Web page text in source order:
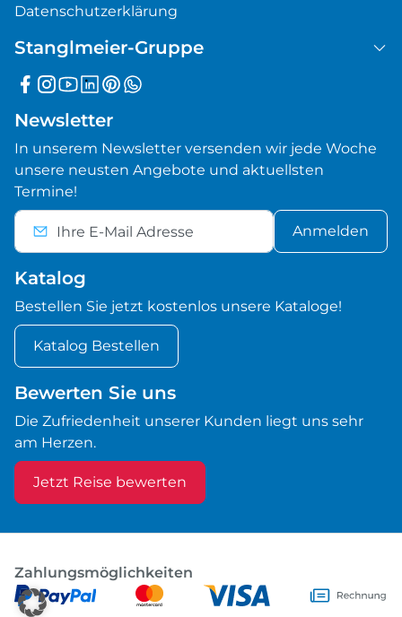
Datenschutzerklärung
Stanglmeier-Gruppe
Newsletter
In unserem Newsletter versenden wir jede Woche
unsere neusten Angebote und aktuellsten
Termine!
Anmelden
Katalog
Bestellen Sie jetzt kostenlos unsere Kataloge!
Katalog Bestellen
Bewerten Sie uns
Die Zufriedenheit unserer Kunden liegt uns sehr
am Herzen.
Jetzt Reise bewerten
Zahlungsmöglichkeiten